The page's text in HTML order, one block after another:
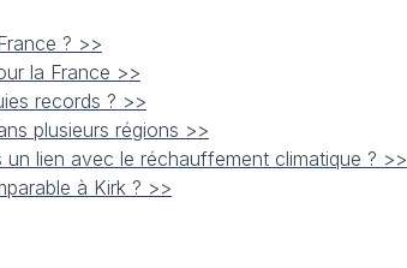
? >>
la France >>
records ? >>
plusieurs régions >>
lien avec le réchauffement climatique ? >>
à Kirk ? >>